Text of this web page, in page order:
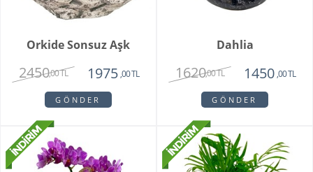
Orkide Sonsuz Aşk
2450,00 TL 1975 ,00 TL
GÖNDER
Dahlia
1620,00 TL 1450 ,00 TL
GÖNDER